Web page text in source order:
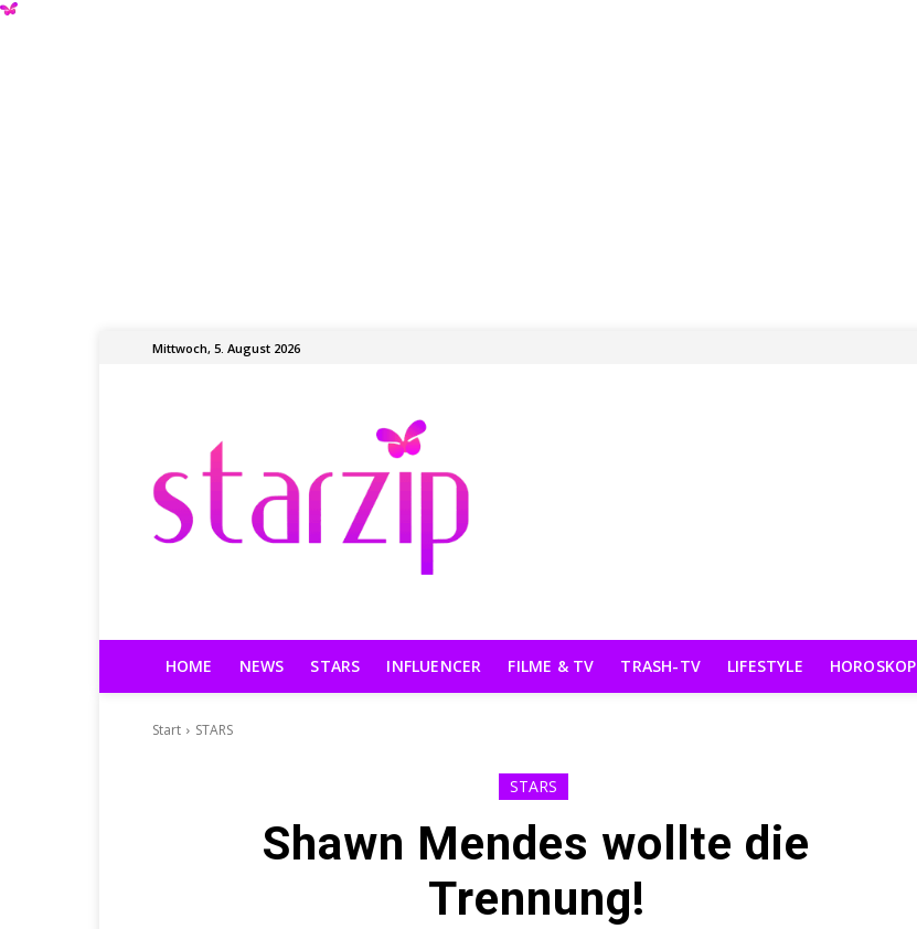
Mittwoch, 5. August 2026
HOME NEWS STARS INFLUENCER FILME & TV TRASH-TV LIFESTYLE HOROSKOP
Start STARS
STARS
Shawn Mendes wollte die
Trennung!